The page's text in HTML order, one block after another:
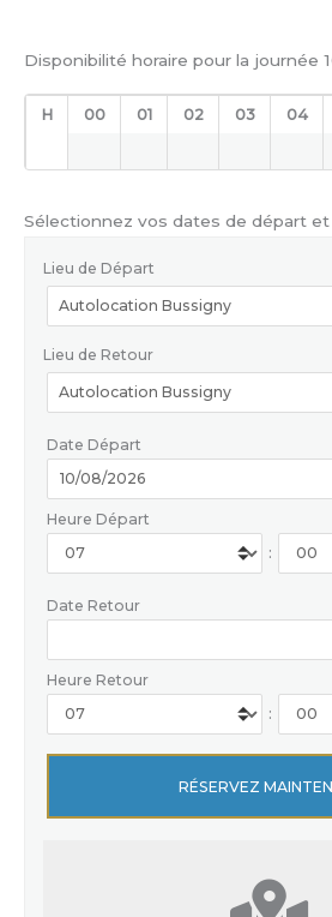
Disponibilité horaire pour la journée
H 00 01 02 03 04
Sélectionnez vos dates de départ
Lieu de Départ
Lieu de Retour
Date Départ
Heure Départ
:
Date Retour
Heure Retour
: